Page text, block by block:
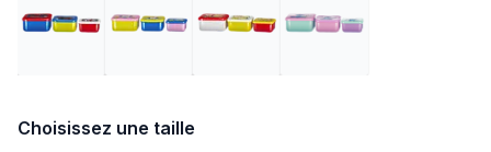
Choisissez une taille